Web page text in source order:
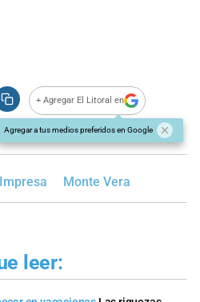
+ Agregar El Litoral en
Agregar a tus medios preferidos en Google
Monte Vera
leer: